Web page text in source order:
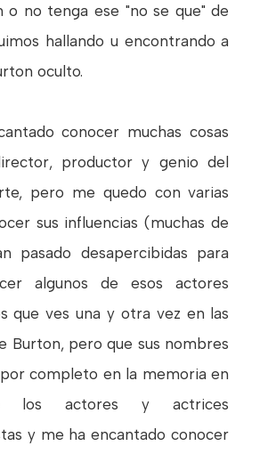
o no tenga ese "no se que" de
hallando u encontrando a
oculto.
conocer muchas cosas
productor y genio del
pero me quedo con varias
sus influencias (muchas de
pasado desapercibidas para
algunos de esos actores
que ves una y otra vez en las
Burton, pero que sus nombres
completo en la memoria en
los actores y actrices
y me ha encantado conocer